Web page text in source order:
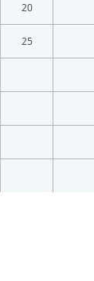
20
25
loggen